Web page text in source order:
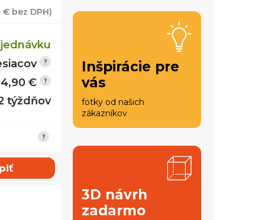
€ bez DPH)
€
týždňov
Inšpirácie pre
vás
fotky od našich
zákazníkov
3D návrh
zadarmo